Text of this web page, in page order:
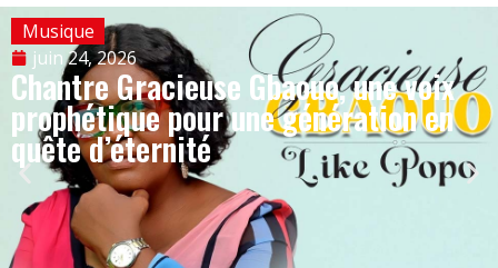
Musique
juin 24, 2026
Chantre Gracieuse Gbaouo, une voix
prophétique pour une génération en
quête d’éternité